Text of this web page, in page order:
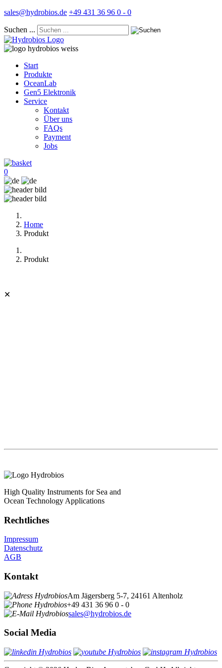
sales@hydrobios.de +49 431 36 96 0 - 0
Suchen ...
Start
Produkte
OceanLab
Gen5 Elektronik
Service
Kontakt
Über uns
FAQs
Payment
Jobs
0
Home
Produkt
Produkt
✕
High Quality Instruments for Sea and
Ocean Technology Applications
Rechtliches
Impressum
Datenschutz
AGB
Kontakt
Am Jägersberg 5-7, 24161 Altenholz
+49 431 36 96 0 - 0
sales@hydrobios.de
Social Media